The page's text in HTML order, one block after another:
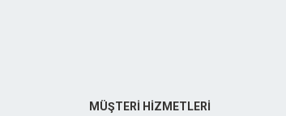
MÜŞTERİ HİZMETLERİ